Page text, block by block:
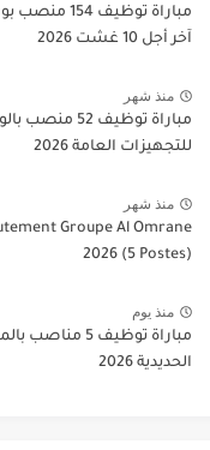
مباراة توظيف
آخر أجل 10 غشت 2026
منذ شهر
مباراة توظيف 52
للتجهيزات العامة 2026
منذ شهر
Groupe Al Omrane
2026 (5 Postes)
منذ يوم
مباراة توظيف 5
الحديدية 2026